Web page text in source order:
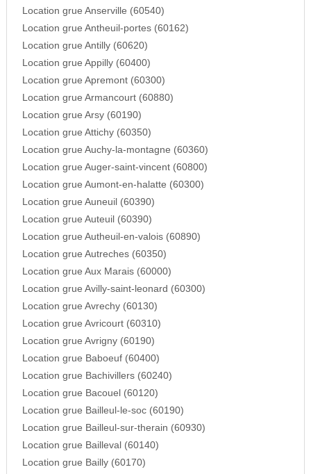
Location grue Anserville (60540)
Location grue Antheuil-portes (60162)
Location grue Antilly (60620)
Location grue Appilly (60400)
Location grue Apremont (60300)
Location grue Armancourt (60880)
Location grue Arsy (60190)
Location grue Attichy (60350)
Location grue Auchy-la-montagne (60360)
Location grue Auger-saint-vincent (60800)
Location grue Aumont-en-halatte (60300)
Location grue Auneuil (60390)
Location grue Auteuil (60390)
Location grue Autheuil-en-valois (60890)
Location grue Autreches (60350)
Location grue Aux Marais (60000)
Location grue Avilly-saint-leonard (60300)
Location grue Avrechy (60130)
Location grue Avricourt (60310)
Location grue Avrigny (60190)
Location grue Baboeuf (60400)
Location grue Bachivillers (60240)
Location grue Bacouel (60120)
Location grue Bailleul-le-soc (60190)
Location grue Bailleul-sur-therain (60930)
Location grue Bailleval (60140)
Location grue Bailly (60170)